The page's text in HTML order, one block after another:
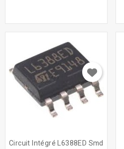
Circuit Intégré L6388ED Smd